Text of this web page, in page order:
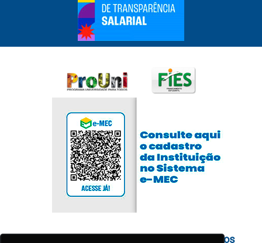
Cadastre-se para receber nossos conteúdos